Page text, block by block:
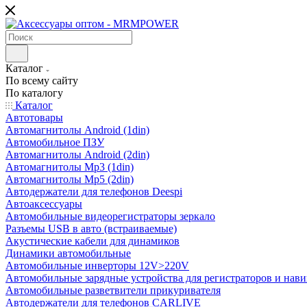
Каталог
По всему сайту
По каталогу
Каталог
Автотовары
Автомагнитолы Android (1din)
Автомобильное ПЗУ
Автомагнитолы Android (2din)
Автомагнитолы Mp3 (1din)
Автомагнитолы Mp5 (2din)
Автодержатели для телефонов Deespi
Автоаксессуары
Автомобильные видеорегистраторы зеркало
Разъемы USB в авто (встраиваемые)
Акустические кабели для динамиков
Динамики автомобильные
Автомобильные инверторы 12V>220V
Автомобильные зарядные устройства для регистраторов и
Автомобильные разветвители прикуривателя
Автодержатели для телефонов CARLIVE